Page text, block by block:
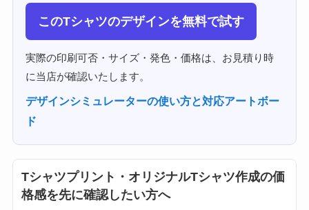
このTシャツのデザインを無料で試す
実際の印刷可否・サイズ・発色・価格は、お見積り時
に当店が確認いたします。
デザインシミュレーターの使い方と対応アートボー
ド
Tシャツプリント・オリジナルTシャツ作成の価
格感を先に確認したい方へ